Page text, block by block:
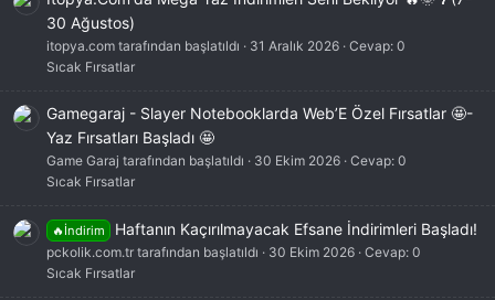
30 Ağustos)
itopya.com tarafından başlatıldı 31 Aralık 2026 Cevap: 0
Sıcak Fırsatlar
Gamegaraj - Slayer Notebooklarda Web’E Özel Fırsatlar 🤩-
Yaz Fırsatları Başladı 🤩
Game Garaj tarafından başlatıldı 30 Ekim 2026 Cevap: 0
Sıcak Fırsatlar
🔥İndirim Haftanın Kaçırılmayacak Efsane İndirimleri Başladı!
pckolik.com.tr tarafından başlatıldı 30 Ekim 2026 Cevap: 0
Sıcak Fırsatlar